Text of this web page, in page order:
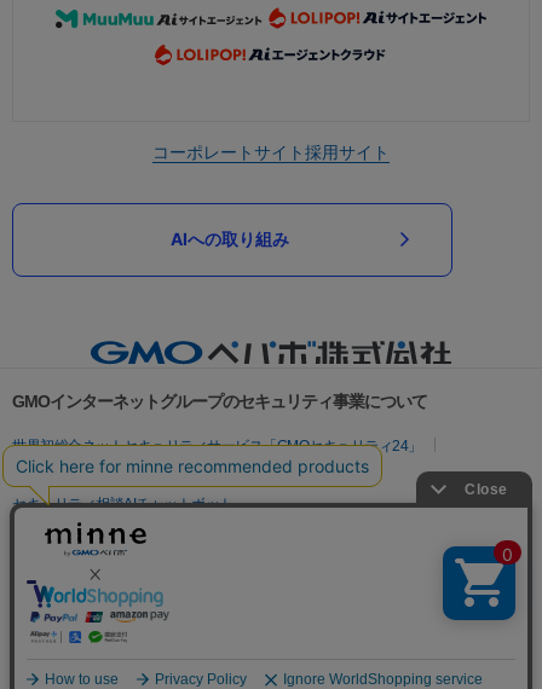
コーポレートサイト採用サイト
AIへの取り組み
GMOインターネットグループのセキュリティ事業について
世界初総合ネットセキュリティサービス「GMOセキュリティ24」
パスワード漏洩診断
Webサイトリスク診断
セキュリティ相談AIチャットボット
実在証明・盗聴対策
サイバー攻撃対策（GMO Flatt Security）
セキュリティ事業の軌跡